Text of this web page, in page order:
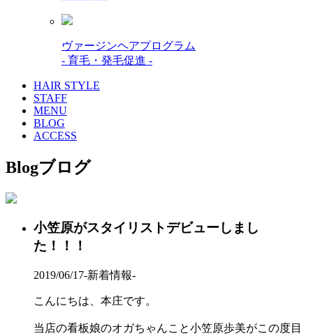
ヴァージンヘアプログラム
- 育毛・発毛促進 -
HAIR STYLE
STAFF
MENU
BLOG
ACCESS
Blogブログ
小笠原がスタイリストデビューしまし
た！！！
2019/06/17-新着情報-
こんにちは、本庄です。
当店の看板娘のオガちゃんこと小笠原歩美がこの度目